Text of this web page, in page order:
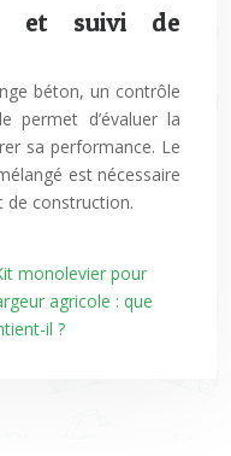
et suivi de
béton, un contrôle
permet d’évaluer la
sa performance. Le
est nécessaire
de construction.
monolevier pour
agricole : que
il ?